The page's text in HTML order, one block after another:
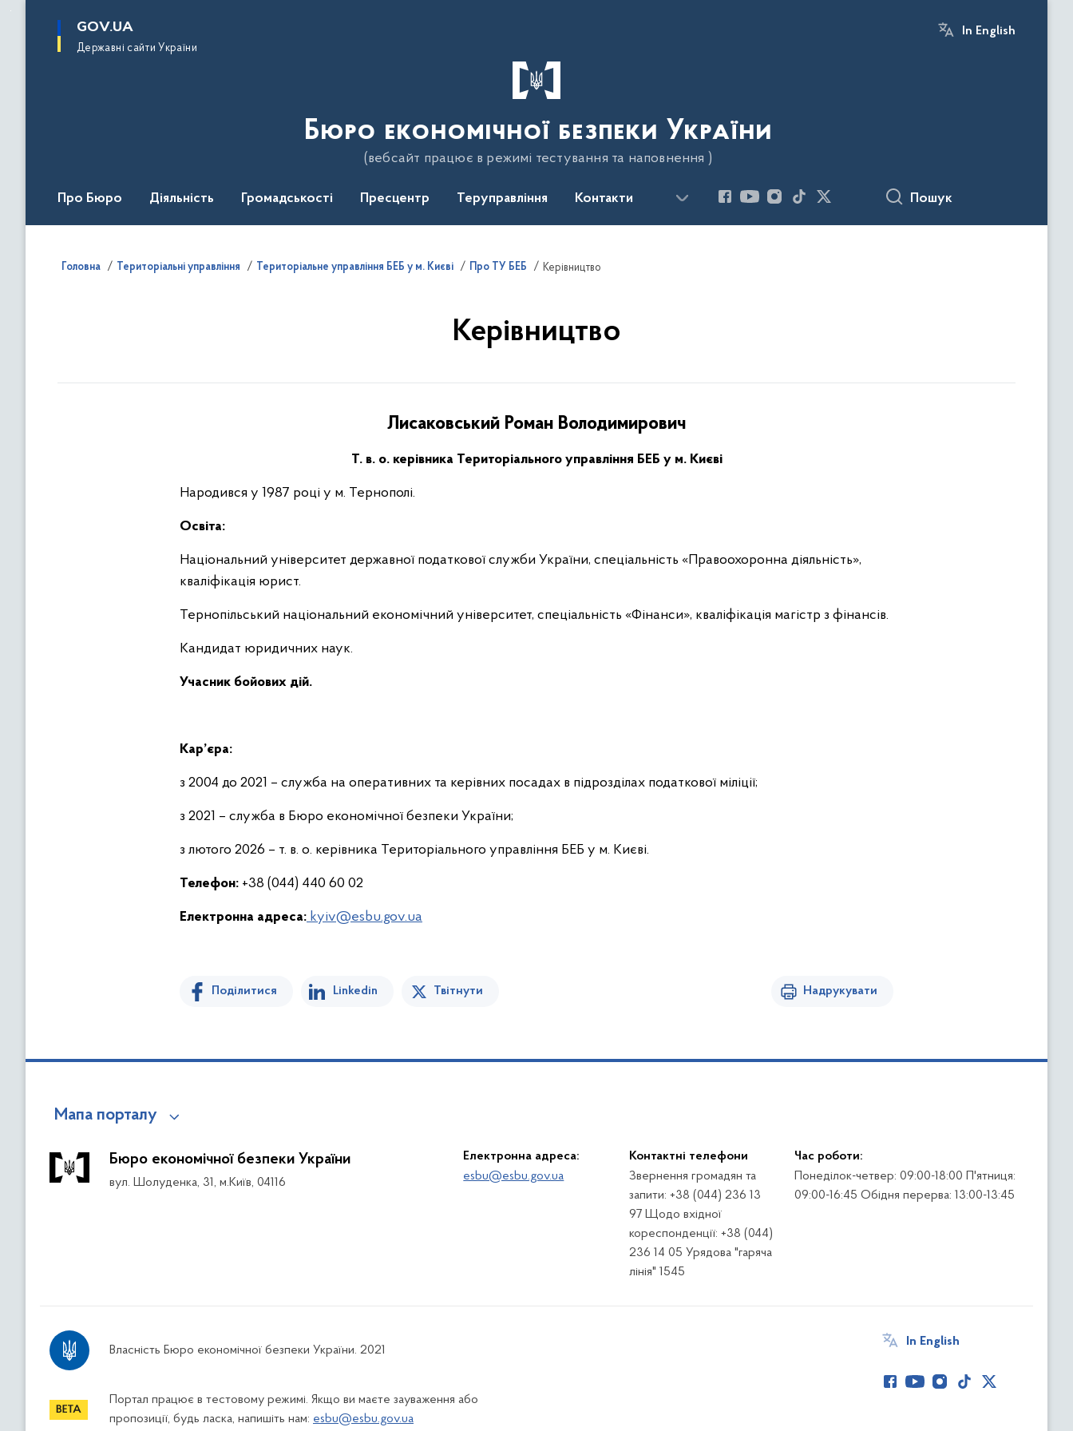
основного
GOV.UA
Державні сайти України
In English
Бюро економічної безпеки України
(вебсайт працює в режимі тестування та наповнення )
Про Бюро Діяльність Громадськості Пресцентр Теруправління Контакти Пошук
Головна Територіальні управління Територіальне управління БЕБ у м. Києві Про ТУ БЕБ Керівництво
Керівництво
Лисаковський Роман Володимирович
Т. в. о. керівника Територіального управління БЕБ у м. Києві
Народився у 1987 році у м. Тернополі.
Освіта:
Національний університет державної податкової служби України, спеціальність «Правоохоронна діяльність»,
кваліфікація юрист.
Тернопільський національний економічний університет, спеціальність «Фінанси», кваліфікація магістр з фінансів.
Кандидат юридичних наук.
Учасник бойових дій.
Кар’єра:
з 2004 до 2021 – служба на оперативних та керівних посадах в підрозділах податкової міліції;
з 2021 – служба в Бюро економічної безпеки України;
з лютого 2026 – т. в. о. керівника Територіального управління БЕБ у м. Києві.
Телефон: +38 (044) 440 60 02
Електронна адреса: kyiv@esbu.gov.ua
Поділитися Linkedin Твітнути Надрукувати
Мапа порталу
Бюро економічної безпеки України
вул. Шолуденка, 31, м.Київ, 04116
Електронна адреса:
esbu@esbu.gov.ua
Контактні телефони
Звернення громадян та
запити: +38 (044) 236 13
97 Щодо вхідної
кореспонденції: +38 (044)
236 14 05 Урядова "гаряча
лінія" 1545
Час роботи:
Понеділок-четвер: 09:00-18:00 П'ятниця:
09:00-16:45 Обідня перерва: 13:00-13:45
Власність Бюро економічної безпеки України. 2021
Портал працює в тестовому режимі. Якщо ви маєте зауваження або
пропозиції, будь ласка, напишіть нам: esbu@esbu.gov.ua
In English